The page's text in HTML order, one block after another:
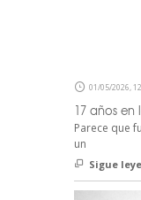
01/05/2026,
17 años
Parece que
un
Sigue